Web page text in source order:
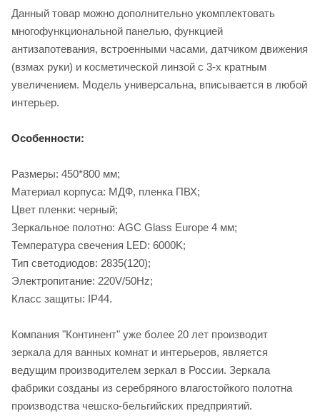
Данный товар можно дополнительно укомплектовать
многофункциональной панелью, функцией
антизапотевания, встроенными часами, датчиком движения
(взмах руки) и косметической линзой с 3-х кратным
увеличением. Модель универсальна, вписывается в любой
интерьер.
Особенности:
Размеры: 450*800 мм;
Материал корпуса: МДФ, пленка ПВХ;
Цвет пленки: черный;
Зеркальное полотно: AGC Glass Europe 4 мм;
Температура свечения LED: 6000K;
Тип светодиодов: 2835(120);
Электропитание: 220V/50Hz;
Класс защиты: IP44.
Компания "Континент" уже более 20 лет производит
зеркала для ванных комнат и интерьеров, является
ведущим производителем зеркал в России. Зеркала
фабрики созданы из серебряного влагостойкого полотна
производства чешско-бельгийских предприятий.